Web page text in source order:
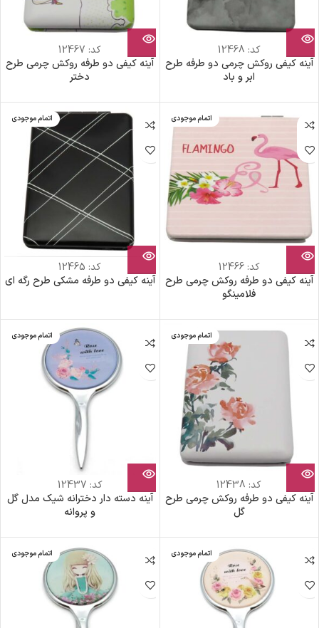
کد: 12468
آینه کیفی روکش چرمی دو طرفه طرح
ابر و باد
کد: 12467
آینه کیفی دو طرفه روکش چرمی طرح
دختر
اتمام موجودی
کد:12466
آینه کیفی دو طرفه روکش چرمی طرح
فلامینگو
اتمام موجودی
کد: 12465
آینه کیفی دو طرفه مشکی طرح رگه ای
اتمام موجودی
کد: 12438
آینه کیفی دو طرفه روکش چرمی طرح
گل
اتمام موجودی
کد: 12437
آینه دسته دار دخترانه شیک مدل گل
و پروانه
اتمام موجودی اتمام موجودی